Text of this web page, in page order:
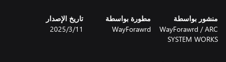
• Enhanced combat: guard crushes, lift-off combos, elemental
• River City is bigger than ever! New locations with multiple
منشور بواسطة
WayForawrd / ARC
SYSTEM WORKS
مطورة بواسطة
WayForawrd
تاريخ الإصدار
11‏/3‏/2025